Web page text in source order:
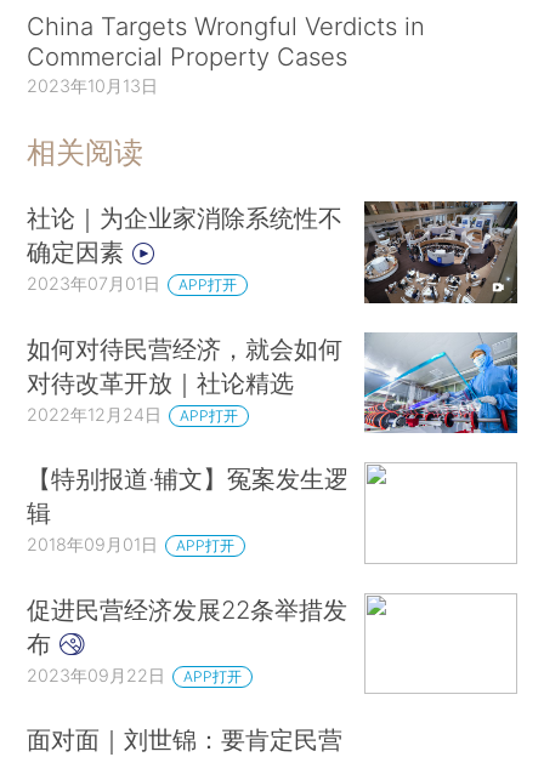
China Targets Wrongful Verdicts in
Commercial Property Cases
2023年10月13日
相关阅读
社论｜为企业家消除系统性不
确定因素
2023年07月01日 APP打开
如何对待民营经济，就会如何
对待改革开放｜社论精选
2022年12月24日 APP打开
【特别报道·辅文】冤案发生逻
辑
2018年09月01日 APP打开
促进民营经济发展22条举措发
布
2023年09月22日 APP打开
面对面｜刘世锦：要肯定民营